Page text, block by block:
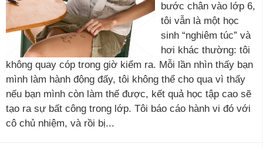
bước chân vào lớp 6,
tôi vẫn là một học
sinh “nghiêm túc” và
hơi khác thường: tôi
không quay cóp trong giờ kiểm ra. Mỗi lần nhìn thấy bạn
mình làm hành động đấy, tôi không thể cho qua vì thấy
nếu bạn mình còn làm thế được, kết quả học tập cao sẽ
tạo ra sự bất công trong lớp. Tôi báo cáo hành vi đó với
cô chủ nhiệm, và rồi bị...